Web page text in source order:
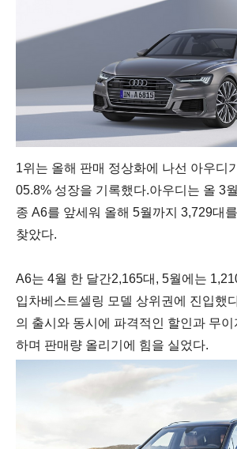
1위는 올해 판매 정상화에 나선 아우디
05.8% 성장을 기록했다.아우디는 올 3
종 A6를 앞세워 올해 5월까지 3,729대
찾았다.
A6는 4월 한 달간2,165대 , 5월에는
입차베스트셀링 모델 상위권에 진입했
의 출시와 동시에 파격적인 할인과 무이
하며 판매량 올리기에 힘을 실었다.